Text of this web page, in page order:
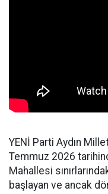
YENİ Parti Aydın
Temmuz 2026
Mahallesi
başlayan ve ancak